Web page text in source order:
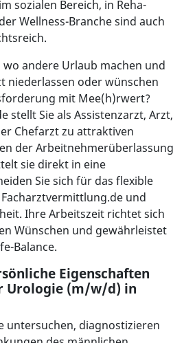
sozialen Bereich, in Reha-
Wellness-Branche sind auch
andere Urlaub machen und
niederlassen oder wünschen
mit Mee(h)rwert?
stellt Sie als Assistenzarzt, Arzt,
Chefarzt zu attraktiven
der Arbeitnehmerüberlassung
sie direkt in eine
Sie sich für das flexible
und
Ihre Arbeitszeit richtet sich
Wünschen und gewährleistet
Balance.
Eigenschaften
Urologie (m/w/d) in
untersuchen, diagnostizieren